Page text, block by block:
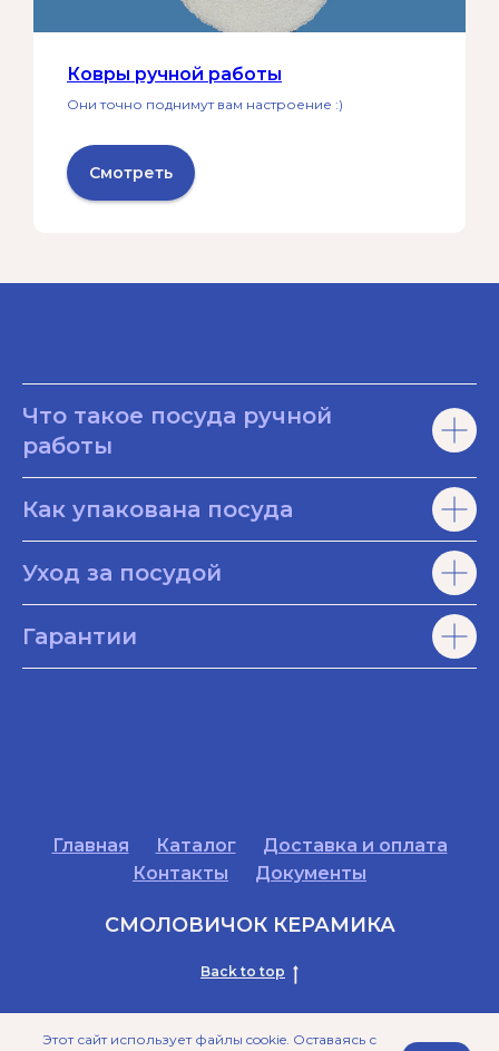
Ковры ручной работы
Они точно поднимут вам настроение :)
Смотреть
Что такое посуда ручной
работы
Как упакована посуда
Уход за посудой
Гарантии
Этот сайт использует файлы cookie. Оставаясь с
Главная Каталог
Доставка и оплата
Контакты
Документы
СМОЛОВИЧОК КЕРАМИКА
Back to top